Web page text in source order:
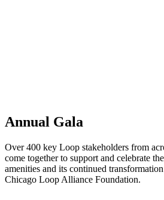
Annual Gala
Over 400 key Loop stakeholders from
come together to support and celebrate
amenities and its continued
Chicago Loop Alliance Foundation.